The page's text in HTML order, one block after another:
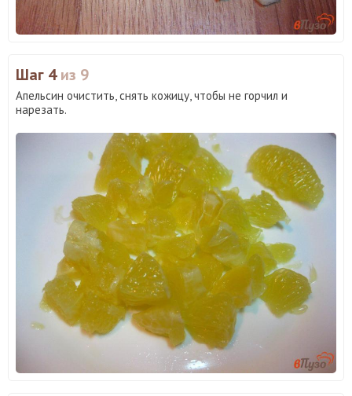
Шаг 4из 9
Апельсин очистить, снять кожицу, чтобы не горчил и
нарезать.